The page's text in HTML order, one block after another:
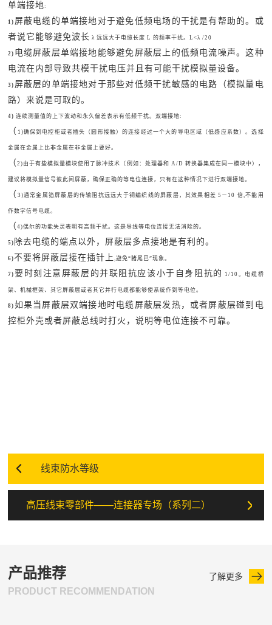
单端接地:
1) 屏蔽电缆的单端接地对于避免低频电场的干扰是有帮助的。或
者说它能够避免波长 λ 远远大于电缆长度 L 的频率干扰。L<λ /20
2) 电缆屏蔽层单端接地能够避免屏蔽层上的低频电流噪声。这种
电流在内部导致共模干扰电压并且有可能干扰模拟量设备。
3) 屏蔽层的单端接地对于那些对低频干扰敏感的电路（模拟量电
路）来说是可取的。
4) 连续测量值的上下波动和永久偏差表示有低频干扰。双端接地:
（ 1)确保到电控柜或者插头（圆形接触）的连接经过一个大的导电区域（低感应系数）。选择
金属在金属上比非金属在非金属上要好。
（2)由于有些模拟量模块使用了脉冲技术（例如：处理器和 A/D 转换器集成在同一模块中），
建议将模拟量信号彼此间屏蔽，确保正确的等电位连接，只有在这种情况下进行双端接地。
（ 3)通常金属箔屏蔽层的传输阻抗远远大于铜编织线的屏蔽层，其效果相差 5－10 倍,不能用
作数字信号电缆。
（4)偶尔的功能失灵表明有高频干扰。这是导线等电位连接无法消除的。
5) 除去电缆的端点以外，屏蔽层多点接地是有利的。
6)不要将屏蔽层接在插针上,避免“猪尾巴”现象。
7) 要时刻注意屏蔽层的并联阻抗应该小于自身阻抗的 1/10。电缆桥
架、机械框架、其它屏蔽层或者其它并行电缆都能够使系统作到等电位。
8) 如果当屏蔽层双端接地时电缆屏蔽层发热，或者屏蔽层碰到电
控柜外壳或者屏蔽总线时打火，说明等电位连接不可靠。
线束防水等级
高压线束零部件——连接器专场（系列二）
产品推荐
PRODUCT RECOMMENDATION
了解更多